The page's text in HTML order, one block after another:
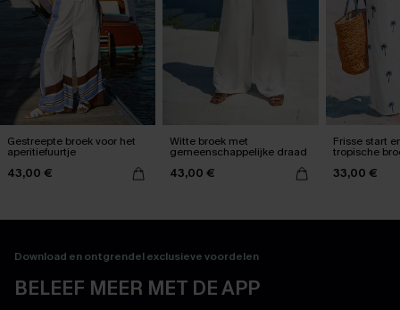
Gestreepte broek voor het
aperitiefuurtje
43,00 €
Witte broek met
gemeenschappelijke draad
43,00 €
Frisse start
tropische
33,00 €
Download en ontgrendel exclusieve voordelen
BELEEF MEER MET DE APP